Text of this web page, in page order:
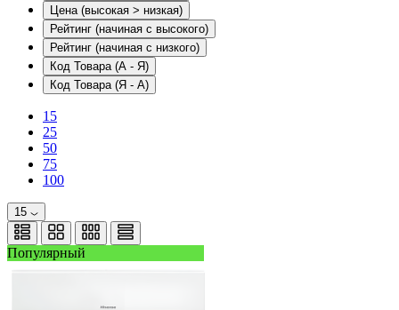
Цена (высокая > низкая)
Рейтинг (начиная с высокого)
Рейтинг (начиная с низкого)
Код Товара (А - Я)
Код Товара (Я - А)
15
25
50
75
100
15
Популярный